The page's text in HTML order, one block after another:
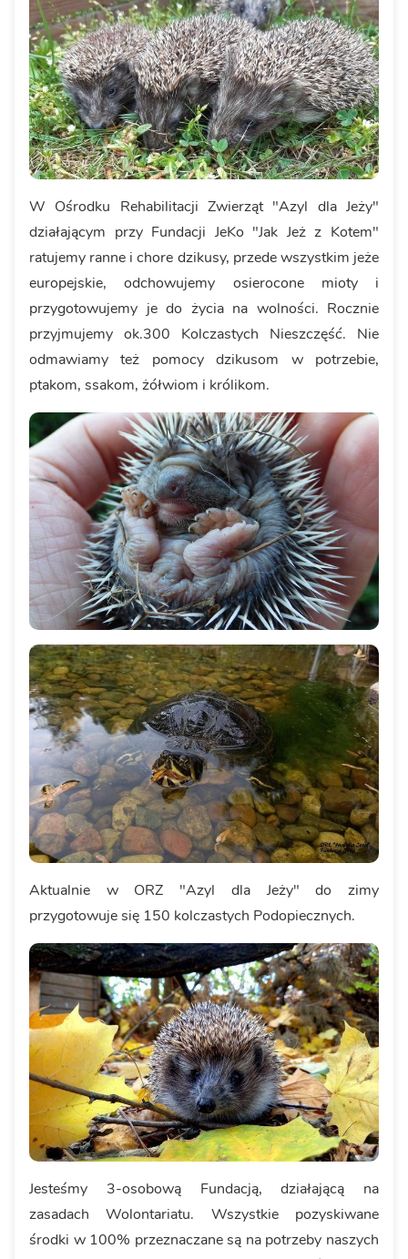
W Ośrodku Rehabilitacji Zwierząt "Azyl dla Jeży"
działającym przy Fundacji JeKo "Jak Jeż z Kotem"
ratujemy ranne i chore dzikusy, przede wszystkim jeże
europejskie, odchowujemy osierocone mioty i
przygotowujemy je do życia na wolności. Rocznie
przyjmujemy ok.300 Kolczastych Nieszczęść. Nie
odmawiamy też pomocy dzikusom w potrzebie,
ptakom, ssakom, żółwiom i królikom.
Aktualnie w ORZ "Azyl dla Jeży" do zimy
przygotowuje się 150 kolczastych Podopiecznych.
Jesteśmy 3-osobową Fundacją, działającą na
zasadach Wolontariatu. Wszystkie pozyskiwane
środki w 100% przeznaczane są na potrzeby naszych